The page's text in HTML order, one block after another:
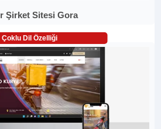
Şirket Sitesi Gora
Çoklu Dil Özelliği